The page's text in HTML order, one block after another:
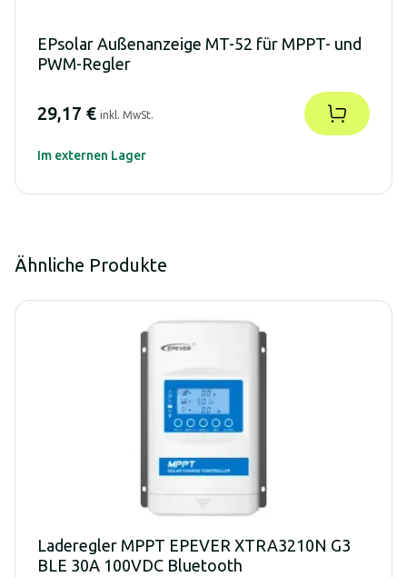
EPsolar Außenanzeige MT-52 für MPPT- und
PWM-Regler
29,17 € inkl. MwSt.
Im externen Lager
Ähnliche Produkte
Laderegler MPPT EPEVER XTRA3210N G3
BLE 30A 100VDC Bluetooth